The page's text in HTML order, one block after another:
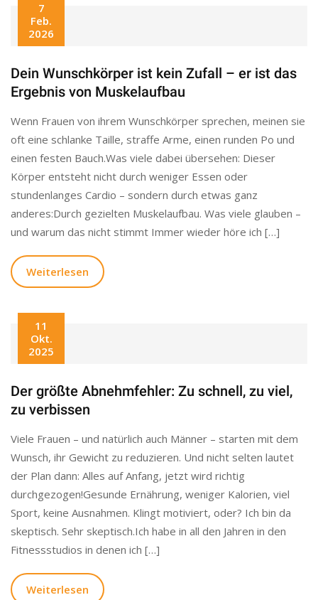
7
Feb.
2026
Dein Wunschkörper ist kein Zufall – er ist das
Ergebnis von Muskelaufbau
Wenn Frauen von ihrem Wunschkörper sprechen, meinen sie
oft eine schlanke Taille, straffe Arme, einen runden Po und
einen festen Bauch.Was viele dabei übersehen: Dieser
Körper entsteht nicht durch weniger Essen oder
stundenlanges Cardio – sondern durch etwas ganz
anderes:Durch gezielten Muskelaufbau. Was viele glauben –
und warum das nicht stimmt Immer wieder höre ich […]
Weiterlesen
11
Okt.
2025
Der größte Abnehmfehler: Zu schnell, zu viel,
zu verbissen
Viele Frauen – und natürlich auch Männer – starten mit dem
Wunsch, ihr Gewicht zu reduzieren. Und nicht selten lautet
der Plan dann: Alles auf Anfang, jetzt wird richtig
durchgezogen!Gesunde Ernährung, weniger Kalorien, viel
Sport, keine Ausnahmen. Klingt motiviert, oder? Ich bin da
skeptisch. Sehr skeptisch.Ich habe in all den Jahren in den
Fitnessstudios in denen ich […]
Weiterlesen